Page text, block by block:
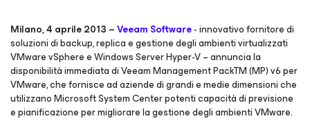
Milano, 4 aprile 2013 –Veeam Software- innovativo fornitore di
soluzioni di backup, replica e gestione degli ambienti virtualizzati
VMware vSphere e Windows Server Hyper-V – annuncia la
disponibilità immediata di Veeam Management PackTM (MP) v6 per
VMware, che fornisce ad aziende di grandi e medie dimensioni che
utilizzano Microsoft System Center potenti capacità di previsione
e pianificazione per migliorare la gestione degli ambienti VMware.